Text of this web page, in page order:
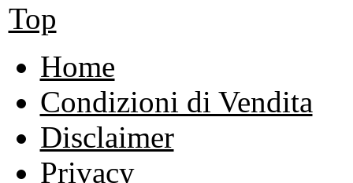
Top
Home
Condizioni di Vendita
Disclaimer
Privacy